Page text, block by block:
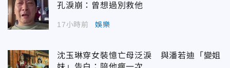
孔淚崩：曾想過別救他
17小時前 娛樂
沈玉琳穿女裝憶亡母泛淚 與潘若迪「變姐